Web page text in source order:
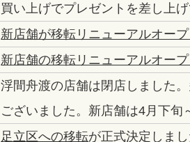
買い上げでプレゼントを差し上げ
新店舗が移転リニューアルオー
新店舗の移転リニューアルオープ
浮間舟渡の店舗は閉店しました
ございました。新店舗は4月下旬
足立区への移転が正式決定しま